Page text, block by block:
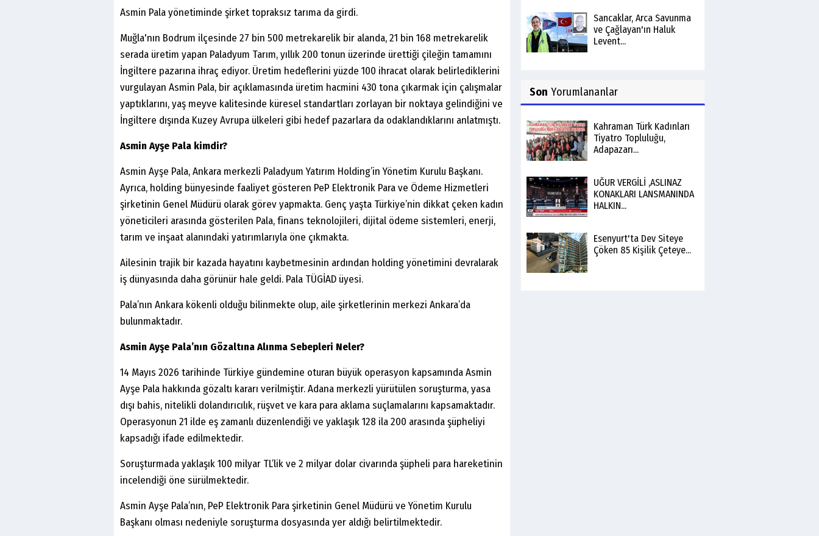
Asmin Pala yönetiminde şirket topraksız tarıma da girdi.
Muğla'nın Bodrum ilçesinde 27 bin 500 metrekarelik bir alanda, 21 bin 168 metrekarelik
serada üretim yapan Paladyum Tarım, yıllık 200 tonun üzerinde ürettiği çileğin tamamını
İngiltere pazarına ihraç ediyor. Üretim hedeflerini yüzde 100 ihracat olarak belirlediklerini
vurgulayan Asmin Pala, bir açıklamasında üretim hacmini 430 tona çıkarmak için çalışmalar
yaptıklarını, yaş meyve kalitesinde küresel standartları zorlayan bir noktaya gelindiğini ve
İngiltere dışında Kuzey Avrupa ülkeleri gibi hedef pazarlara da odaklandıklarını anlatmıştı.
Asmin Ayşe Pala kimdir?
Asmin Ayşe Pala, Ankara merkezli Paladyum Yatırım Holding’in Yönetim Kurulu Başkanı.
Ayrıca, holding bünyesinde faaliyet gösteren PeP Elektronik Para ve Ödeme Hizmetleri
şirketinin Genel Müdürü olarak görev yapmakta. Genç yaşta Türkiye’nin dikkat çeken kadın
yöneticileri arasında gösterilen Pala, finans teknolojileri, dijital ödeme sistemleri, enerji,
tarım ve inşaat alanındaki yatırımlarıyla öne çıkmakta.
Ailesinin trajik bir kazada hayatını kaybetmesinin ardından holding yönetimini devralarak
iş dünyasında daha görünür hale geldi. Pala TÜGİAD üyesi.
Pala’nın Ankara kökenli olduğu bilinmekte olup, aile şirketlerinin merkezi Ankara’da
bulunmaktadır.
Asmin Ayşe Pala’nın Gözaltına Alınma Sebepleri Neler?
14 Mayıs 2026 tarihinde Türkiye gündemine oturan büyük operasyon kapsamında Asmin
Ayşe Pala hakkında gözaltı kararı verilmiştir. Adana merkezli yürütülen soruşturma, yasa
dışı bahis, nitelikli dolandırıcılık, rüşvet ve kara para aklama suçlamalarını kapsamaktadır.
Operasyonun 21 ilde eş zamanlı düzenlendiği ve yaklaşık 128 ila 200 arasında şüpheliyi
kapsadığı ifade edilmektedir.
Soruşturmada yaklaşık 100 milyar TL’lik ve 2 milyar dolar civarında şüpheli para hareketinin
incelendiği öne sürülmektedir.
Asmin Ayşe Pala’nın, PeP Elektronik Para şirketinin Genel Müdürü ve Yönetim Kurulu
Başkanı olması nedeniyle soruşturma dosyasında yer aldığı belirtilmektedir.
Sancaklar, Arca Savunma
ve Çağlayan'ın Haluk
Levent...
Son Yorumlananlar
Kahraman Türk Kadınları
Tiyatro Topluluğu,
Adapazarı...
UĞUR VERGİLİ ,ASLINAZ
KONAKLARI LANSMANINDA
HALKIN...
Esenyurt'ta Dev Siteye
Çöken 85 Kişilik Çeteye...